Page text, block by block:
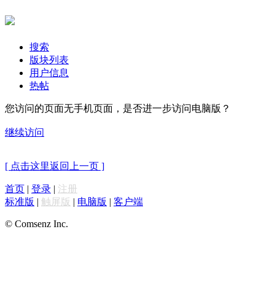
搜索
版块列表
用户信息
热帖
您访问的页面无手机页面，是否进一步访问电脑版？
继续访问
[ 点击这里返回上一页 ]
首页 | 登录 | 注册
标准版 | 触屏版 | 电脑版 | 客户端
© Comsenz Inc.